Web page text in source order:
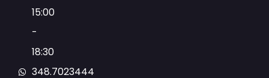
15:00
-
18:30
348.7023444